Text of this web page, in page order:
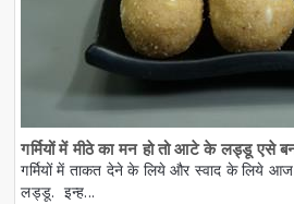
गर्मियों में मीठे का मन हो तो आटे के लड्डू एसे
गर्मियों में ताकत देने के लिये और स्वाद के लिये
लड्डू. इन्ह...